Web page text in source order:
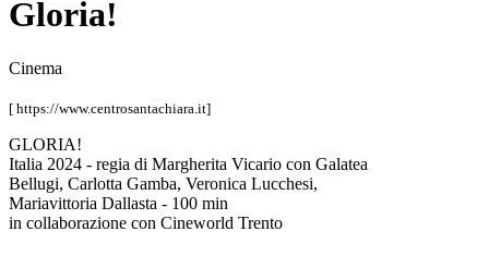
Gloria!
Cinema
[ https://www.centrosantachiara.it]
GLORIA!
Italia 2024 - regia di Margherita Vicario con Galatea
Bellugi, Carlotta Gamba, Veronica Lucchesi,
Mariavittoria Dallasta - 100 min
in collaborazione con Cineworld Trento